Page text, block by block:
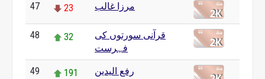
47 23 مرزا غالب
48 32
قرآنی سورتوں کی
فہرست
49 191 رفع الیدین